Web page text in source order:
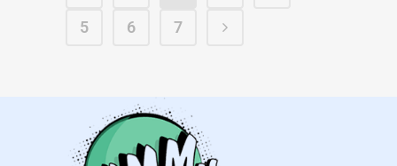
5
6 7